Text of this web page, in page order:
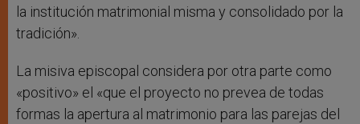
la institución matrimonial misma y consolidado por la
tradición».
La misiva episcopal considera por otra parte como
«positivo» el «que el proyecto no prevea de todas
formas la apertura al matrimonio para las parejas del